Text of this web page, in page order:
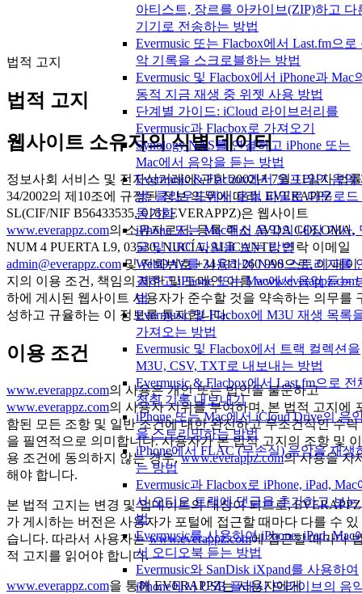
아티스트, 장르를 아카이브(ZIP)하고 다
기기로 전송하는 방법
Evermusic 또는 Flacbox에서 Last.fm으로
악 기록을 스크로블하는 방법
Evermusic 및 Flacbox에서 iPhone과 Mac
동적 지금 재생 중 위젯 사용 방법
단계별 가이드: iCloud 라이브러리를
Evermusic과 Flacbox로 가져오기
Synology NAS를 연결하고 iPhone 또는
Mac에서 음악을 듣는 방법
Evermusic & Flacbox에서 오프라인 음악
생: 클라우드에서 로컬 파일로 다운로드
동기화
iPhone 또는 Mac에서 음악의 내장 가사,
글 및 LRC 파일을 보는 방법
WebDAV를 사용하여 NAS 스토리지를
결하고 iPhone 또는 Mac에서 음악 듣는
법
Evermusic 및 Flacbox에 M3U 재생 목록
가져오는 방법
Evermusic 및 Flacbox에서 트랙 컬렉션을
M3U, CSV, TXT로 내보내는 방법
Evermusic & Flacbox에서 Last.fm으로 전
청취 기록 내보내기
iPhone 또는 Mac에서 iCloud Drive의 음
을 스트리밍하는 방법
iPhone에서 FLAC (무손실) 음악을 재생
는 방법
Evermusic과 Flacbox로 iPhone, iPad, Mac
서 오디오 트랙에 댓글을 추가하고 보는
법
Evermusic를 사용하여 iPhone, iPad, Mac
서 오디오북 듣는 방법
Evermusic와 SanDisk iXpand를 사용하여
iPhone에서 USB 플래시 드라이브의 음
법적 고지
법적 고지
웹사이트 소유자의 식별 데이터
정보사회 서비스 및 전자상거래에 관한 2002년 7월 11일자 법률
34/2002의 제10조에 규정된 정보 의무에 따라, EVERAPPZ
SL(CIF/NIF B56433535, 이하 EVERAPPZ)은 웹사이트
www.everappz.com의 소유자로서, 등록 주소 AVDA COLOMA,
NUM 4 PUERTA L9, 03530, NUCÍA, ALICANTE, 연락 이메일
admin@everappz.com및 전화번호 +34 611 260 990으로, 이 페이
지의 이용 조건, 책임의 제한 및 도메인 이름www.everappz.com
하에 게시된 웹사이트 사용자가 준수할 것을 약속하는 의무를
성하고 규율하는 이 정보를 통지합니다.
이용 조건
www.everappz.com의 사용은 개인 또는 법인을 불문하고
www.everappz.com의 사용자 지위를 부여하며, 본 법적 고지에
함된 모든 조항 및 일반 조건에 대한 완전하고 무조건적인 수락
을 필연적으로 의미합니다. 사용자가 본 법적 고지의 조항 및 이
용 조건에 동의하지 않는 경우,www.everappz.com의 사용을 자
해야 합니다.
본 법적 고지는 변경 및 업데이트의 대상이 되므로, EVERAPPZ
가 게시하는 버전은 사용자가 포털에 접근할 때마다 다를 수 있
습니다. 따라서 사용자는www.everappz.com에 접근할 때마다
적 고지를 읽어야 합니다.
www.everappz.com을 통해 EVERAPPZ는 사용자에게